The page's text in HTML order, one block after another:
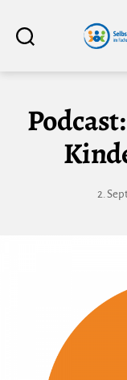
2.